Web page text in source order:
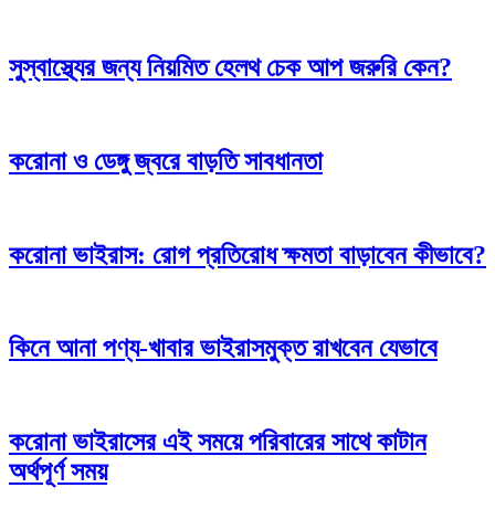
সুস্বাস্থ্যের জন্য নিয়মিত হেলথ চেক আপ জরুরি কেন?
করোনা ও ডেঙ্গু জ্বরে বাড়তি সাবধানতা
করোনা ভাইরাস: রোগ প্রতিরোধ ক্ষমতা বাড়াবেন কীভাবে?
কিনে আনা পণ্য-খাবার ভাইরাসমুক্ত রাখবেন যেভাবে
করোনা ভাইরাসের এই সময়ে পরিবারের সাথে কাটান
অর্থপূর্ণ সময়